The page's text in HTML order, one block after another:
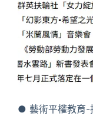
● 藝術平權教育-